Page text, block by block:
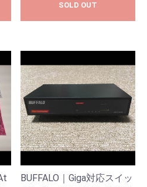
SOLD OUT
BUFFALO｜Giga対応スイッ